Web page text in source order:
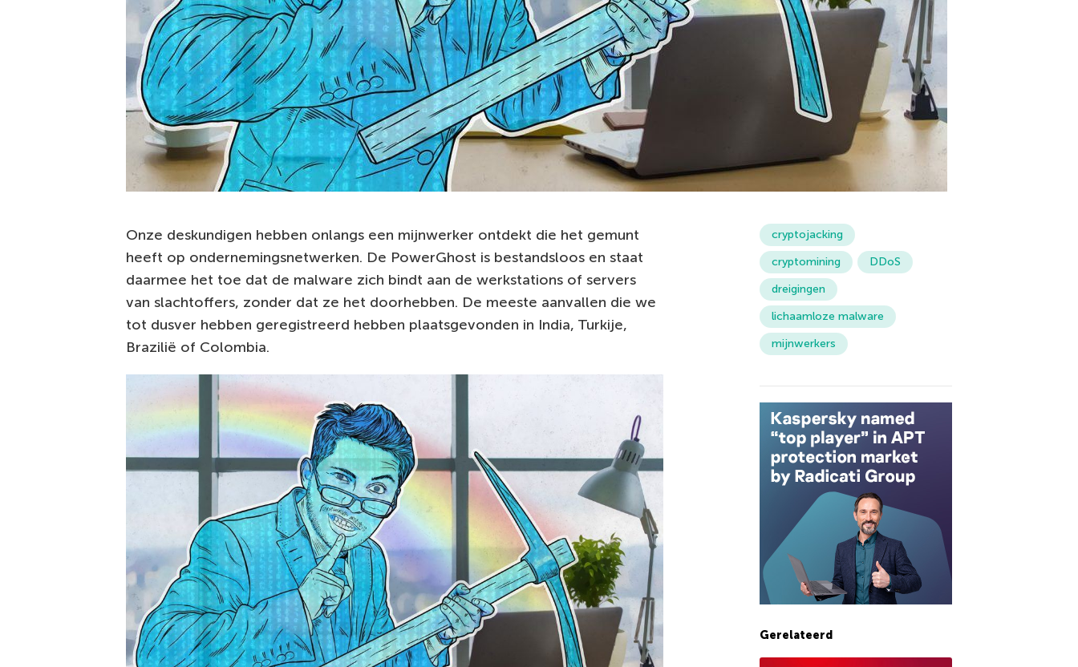
Onze deskundigen hebben onlangs een mijnwerker ontdekt die het gemunt
heeft op ondernemingsnetwerken. De PowerGhost is bestandsloos en staat
daarmee het toe dat de malware zich bindt aan de werkstations of servers
van slachtoffers, zonder dat ze het doorhebben. De meeste aanvallen die we
tot dusver hebben geregistreerd hebben plaatsgevonden in India, Turkije,
Brazilië of Colombia.
cryptojacking
cryptomining
DDoS
dreigingen
lichaamloze malware
mijnwerkers
Gerelateerd